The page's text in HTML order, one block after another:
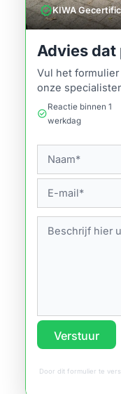
verifiedKIWA
Advies
Vul het
onze
check_circle
Reactie binnen 1
werkdag
Verstuur
Door dit formulier te